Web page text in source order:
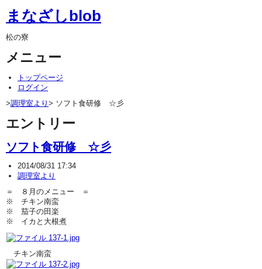
まなざしblob
松の寮
メニュー
トップページ
ログイン
>調理室より > ソフト食研修 ☆彡
エントリー
ソフト食研修 ☆彡
2014/08/31 17:34
調理室より
＝ ８月のメニュー ＝
※ チキン南蛮
※ 茄子の田楽
※ イカと大根煮
チキン南蛮